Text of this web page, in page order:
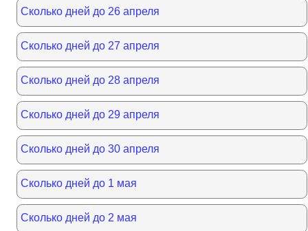
Сколько дней до 26 апреля
Сколько дней до 27 апреля
Сколько дней до 28 апреля
Сколько дней до 29 апреля
Сколько дней до 30 апреля
Сколько дней до 1 мая
Сколько дней до 2 мая